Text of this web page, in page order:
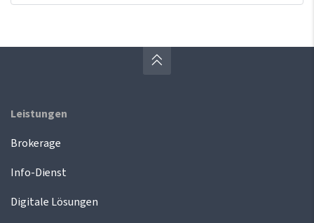
Leistungen
Brokerage
Info-Dienst
Digitale Lösungen